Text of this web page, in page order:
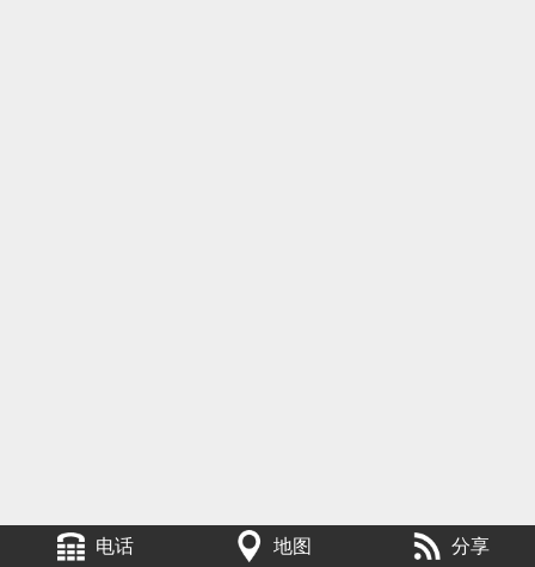
电话 地图 分享